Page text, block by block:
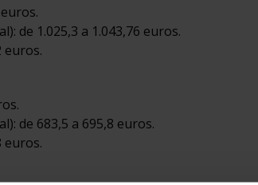
de 1.025,3 a 1.043,76 euros.
euros.
de 683,5 a 695,8 euros.
euros.